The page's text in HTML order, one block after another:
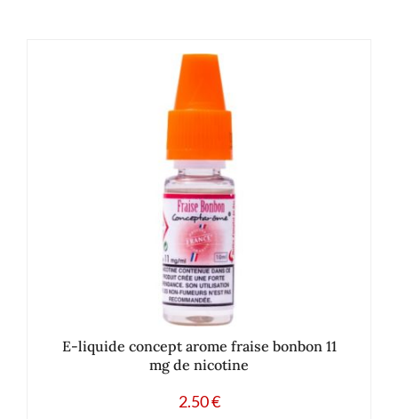
E-liquide concept arome fraise bonbon 11
mg de nicotine
2.50€